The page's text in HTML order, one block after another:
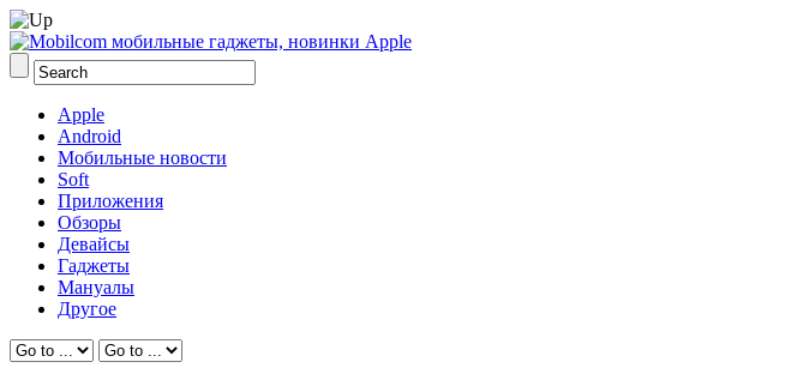
Apple
Android
Мобильные новости
Soft
Приложения
Обзоры
Девайсы
Гаджеты
Мануалы
Другое